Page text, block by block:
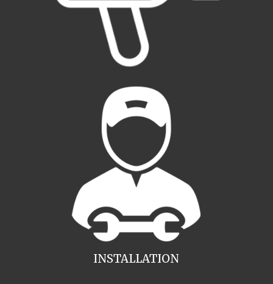
INSTALLATION